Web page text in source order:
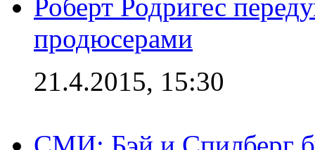
Роберт Родригес
продюсерами
21.4.2015, 15:30